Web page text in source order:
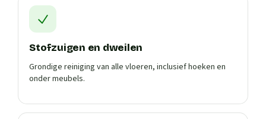
Stofzuigen en dweilen
Grondige reiniging van alle vloeren, inclusief hoeken en
onder meubels.